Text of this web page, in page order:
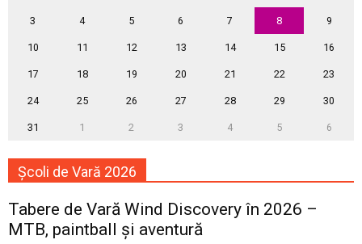
3 4 5 6 7 8 9
10 11 12 13 14 15 16
17 18 19 20 21 22 23
24 25 26 27 28 29 30
31 1 2 3 4 5 6
Școli de Vară 2026
Tabere de Vară Wind Discovery în 2026 –
MTB, paintball și aventură